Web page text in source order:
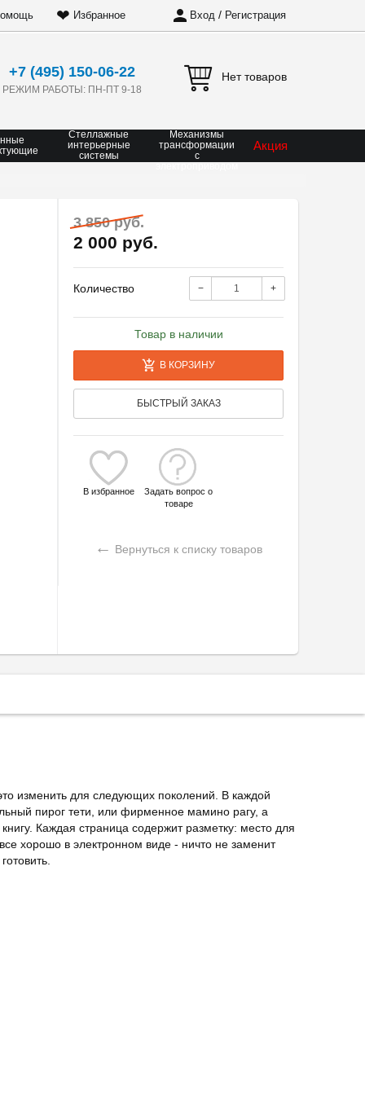
❤ Избранное Вход / Регистрация
+7 (495) 150-06-22
РЕЖИМ РАБОТЫ: ПН-ПТ 9-18
Нет товаров
Стеллажные
интерьерные
системы
Механизмы
трансформации
с
Акция
3 850 руб.
2 000 руб.
Количество − +
Товар в наличии
В КОРЗИНУ
БЫСТРЫЙ ЗАКАЗ
В избранное
Задать вопрос о
товаре
← Вернуться к списку товаров
изменить для следующих поколений. В каждой
пирог тети, или фирменное мамино рагу, а
Каждая страница содержит разметку: место для
хорошо в электронном виде - ничто не заменит